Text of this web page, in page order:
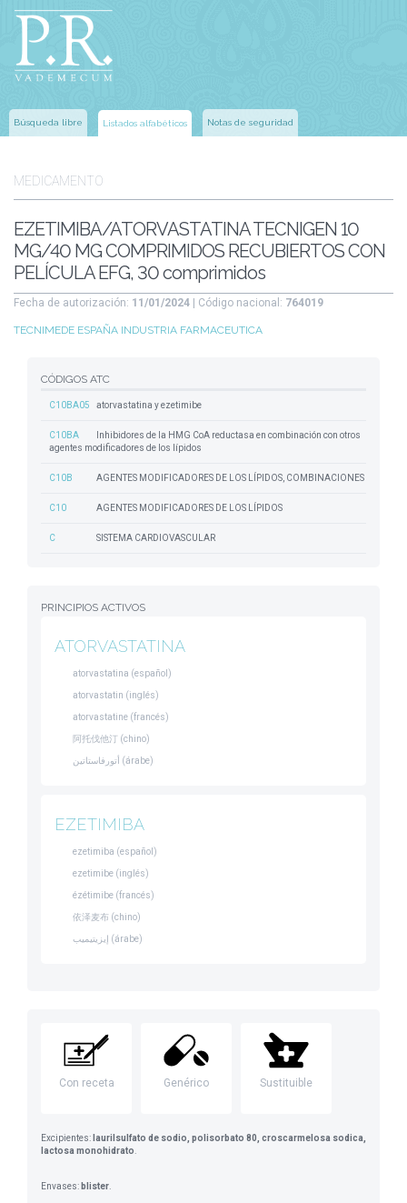
Búsqueda libre Listados alfabéticos Notas de seguridad
MEDICAMENTO
EZETIMIBA/ATORVASTATINA TECNIGEN 10
MG/40 MG COMPRIMIDOS RECUBIERTOS CON
PELÍCULA EFG, 30 comprimidos
Fecha de autorización: 11/01/2024 | Código nacional: 764019
TECNIMEDE ESPAÑA INDUSTRIA FARMACEUTICA
CÓDIGOS ATC
C10BA05 atorvastatina y ezetimibe
C10BA
Inhibidores de la HMG CoA reductasa en combinación con otros
agentes modificadores de los lípidos
C10B AGENTES MODIFICADORES DE LOS LÍPIDOS, COMBINACIONES
C10 AGENTES MODIFICADORES DE LOS LÍPIDOS
C SISTEMA CARDIOVASCULAR
PRINCIPIOS ACTIVOS
ATORVASTATINA
atorvastatina (español)
atorvastatin (inglés)
atorvastatine (francés)
阿托伐他汀 (chino)
أتورفاستاتين (árabe)
EZETIMIBA
ezetimiba (español)
ezetimibe (inglés)
ézétimibe (francés)
依泽麦布 (chino)
إيزيتيميب (árabe)
Con receta Genérico Sustituible
Excipientes: laurilsulfato de sodio, polisorbato 80, croscarmelosa sodica,
lactosa monohidrato
Envases: blister